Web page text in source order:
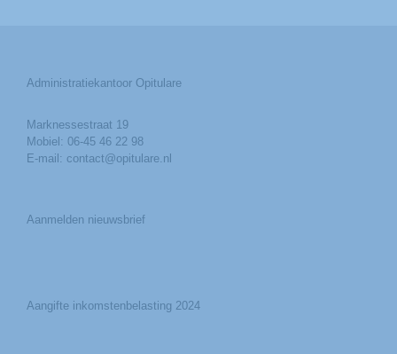
Administratiekantoor Opitulare
Marknessestraat 19
Mobiel: 06-45 46 22 98
E-mail: contact@opitulare.nl
Aanmelden nieuwsbrief
Aangifte inkomstenbelasting 2024
Mijn oprechte excuses voor het
Administratiekantoor Opitulare